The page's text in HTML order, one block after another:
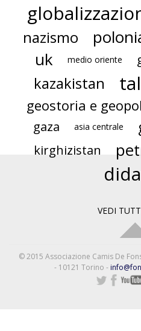
nazismo
uk medio oriente
kazakistan
geostoria e
gaza asia centrale
kirghizistan
VEDI
© 2015 Associazione Camis De
- 10121 Torino -